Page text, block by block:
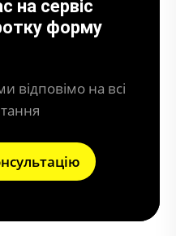
на сервіс
форму
відповімо на всі